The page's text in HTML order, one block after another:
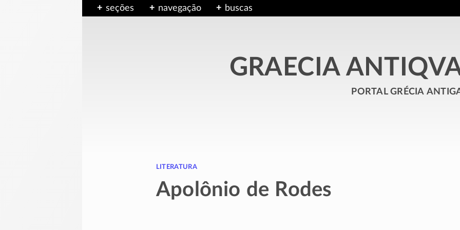
seções navegação buscas
GRAECIA
portal grécia
literatura
Apolônio de Rodes